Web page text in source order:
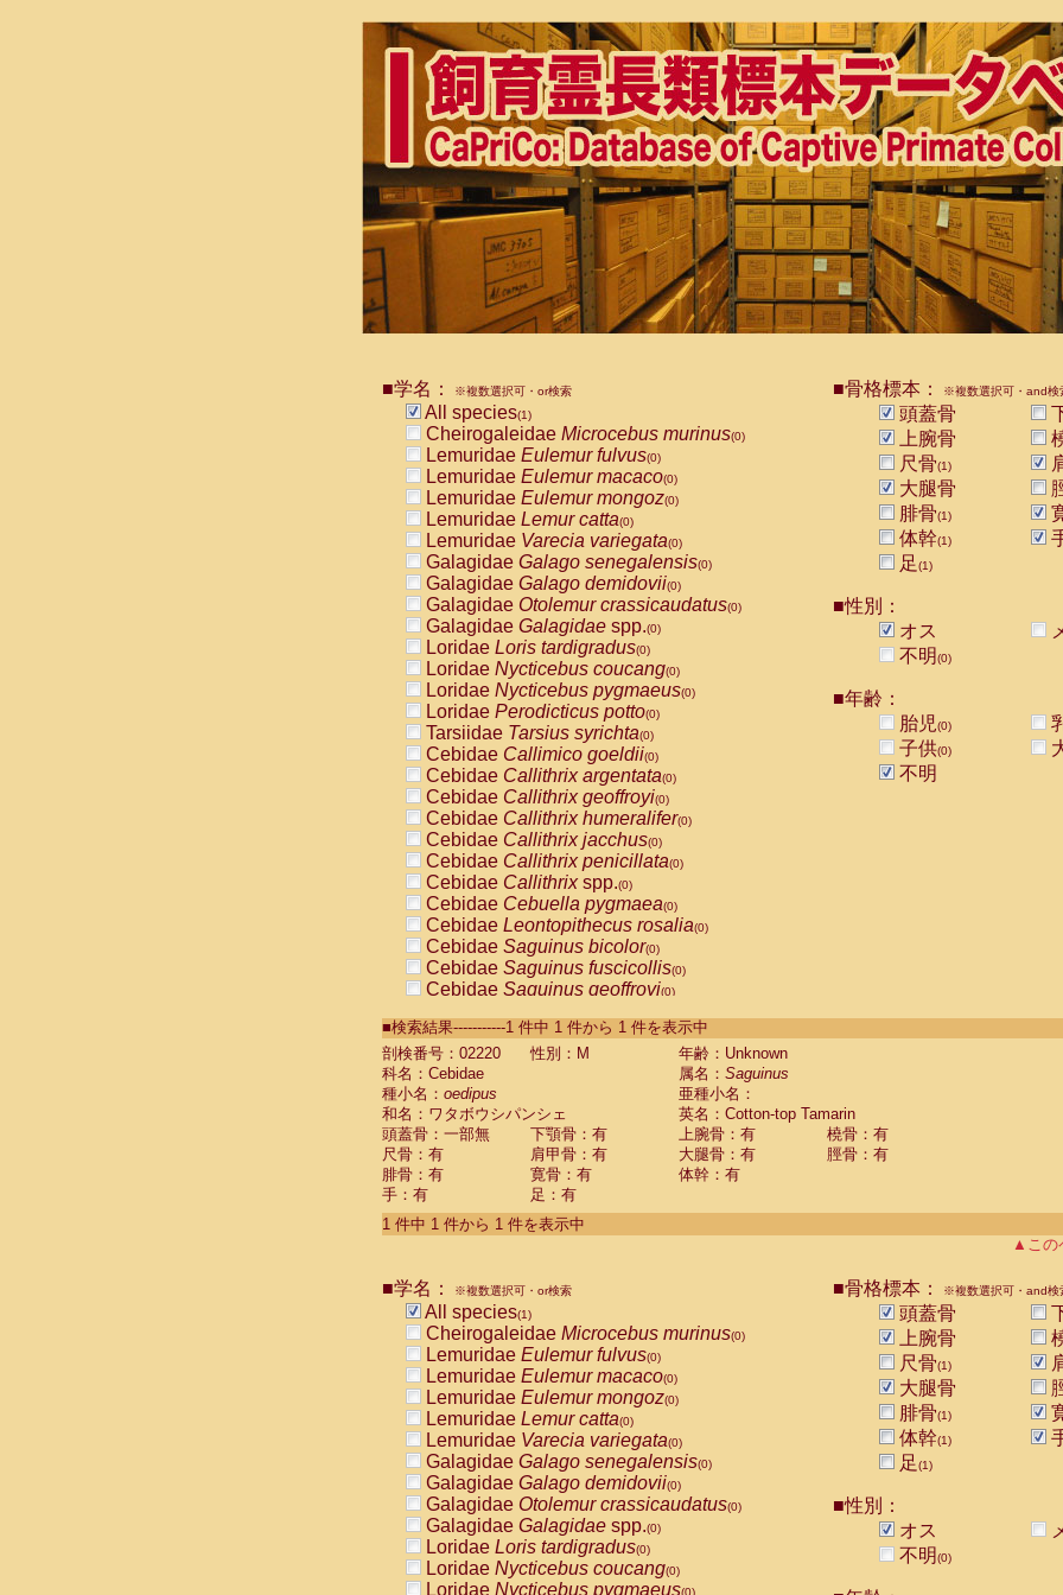
■学名： ※複数選択可・or検索
All species(1)
Cheirogaleidae Microcebus murinus(0)
Lemuridae Eulemur fulvus(0)
Lemuridae Eulemur macaco(0)
Lemuridae Eulemur mongoz(0)
Lemuridae Lemur catta(0)
Lemuridae Varecia variegata(0)
Galagidae Galago senegalensis(0)
Galagidae Galago demidovii(0)
Galagidae Otolemur crassicaudatus(0)
Galagidae Galagidae spp.(0)
Loridae Loris tardigradus(0)
Loridae Nycticebus coucang(0)
Loridae Nycticebus pygmaeus(0)
Loridae Perodicticus potto(0)
Tarsiidae Tarsius syrichta(0)
Cebidae Callimico goeldii(0)
Cebidae Callithrix argentata(0)
Cebidae Callithrix geoffroyi(0)
Cebidae Callithrix humeralifer(0)
Cebidae Callithrix jacchus(0)
Cebidae Callithrix penicillata(0)
Cebidae Callithrixspp.(0)
Cebidae Cebuella pygmaea(0)
Cebidae Leontopithecus rosalia(0)
Cebidae Saguinus bicolor(0)
Cebidae Saguinus fuscicollis(0)
Cebidae Saguinus geoffroyi(0)
CebidaeSaguinus labiatus(0)
Cebidae Saguinus leucopus (0)
Cebidae
Cebidae
CebidaeSaguinus nigricollis (0)
Cebidae Saguinus oedipus
Cebidae Saguinus weddelli
Cebidae Saguinusspp.
Cebidae Aotus trivirgatus
Cebidae Cebus albifrons
CebidaeCebus nigrivittatus
CebidaeCebus
CebidaeSaimiri boliviensis(0)
CebidaeSaimiri sciureus(0)
AtelidaeAlouatta caraya(0)
AtelidaeAlouatta fusca(0)
AtelidaeAlouatta seniculus
AtelidaeAlouattaspp.(0)
AtelidaeAteles belzebuth(0)
AtelidaeAteles geoffroyi(0)
AtelidaeAteles paniscus(0)
AtelidaeAtelesspp.(0)
Atelidae Lagothrix lagothricha
AtelidaeLagothrix lagothricha cana
PitheciidaeCacajao calvus rubicundus
■骨格標本： ※複数選択可・and検
頭蓋骨
上腕骨
尺骨(1)
大腿骨
腓骨(1)
体幹(1)
足(1)
■性別：
オス
不明(0)
■年齢：
胎児(0)
子供(0)
不明
■検索結果-----------1 件中 1 件から 1 件を表示中
剖検番号：02220
性別：M
年齢：Unknown
科名：Cebidae
属名： Saguinus
種小名： oedipus
亜種小名：
和名：ワタボウシパンシェ
英名：Cotton-top Tamarin
頭蓋骨：一部無
下顎骨：有 上腕骨：有
橈骨：有
尺骨：有
肩甲骨：有 大腿骨：有
脛骨：有
腓骨：有
寛骨：有
体幹：有
手：有
足：有
1 件中 1 件から 1 件を表示中
▲この
■学名： ※複数選択可・or検索
All species(1)
Cheirogaleidae Microcebus murinus(0)
Lemuridae Eulemur fulvus(0)
Lemuridae Eulemur macaco(0)
Lemuridae Eulemur mongoz(0)
Lemuridae Lemur catta(0)
Lemuridae Varecia variegata(0)
Galagidae Galago senegalensis(0)
Galagidae Galago demidovii(0)
Galagidae Otolemur crassicaudatus(0)
Galagidae Galagidae spp.(0)
Loridae Loris tardigradus(0)
Loridae Nycticebus coucang(0)
Loridae Nycticebus pygmaeus(0)
■骨格標本： ※複数選択可・and検
頭蓋骨
上腕骨
尺骨(1)
大腿骨
腓骨(1)
体幹(1)
足(1)
■性別：
オス
不明(0)